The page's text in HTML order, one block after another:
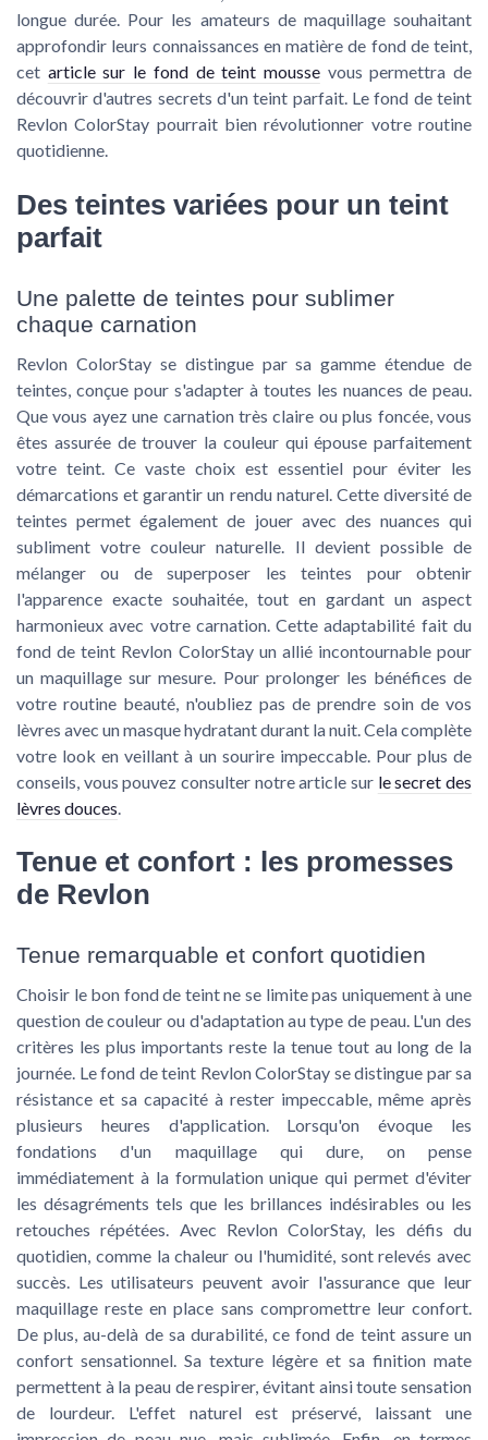
longue durée. Pour les amateurs de maquillage souhaitant
approfondir leurs connaissances en matière de fond de teint,
cet article sur le fond de teint moussevous permettra de
découvrir d'autres secrets d'un teint parfait. Le fond de teint
Revlon ColorStay pourrait bien révolutionner votre routine
quotidienne.
Des teintes variées pour un teint
parfait
Une palette de teintes pour sublimer
chaque carnation
Revlon ColorStay se distingue par sa gamme étendue de
teintes, conçue pour s'adapter à toutes les nuances de peau.
Que vous ayez une carnation très claire ou plus foncée, vous
êtes assurée de trouver la couleur qui épouse parfaitement
votre teint. Ce vaste choix est essentiel pour éviter les
démarcations et garantir un rendu naturel. Cette diversité de
teintes permet également de jouer avec des nuances qui
subliment votre couleur naturelle. Il devient possible de
mélanger ou de superposer les teintes pour obtenir
l'apparence exacte souhaitée, tout en gardant un aspect
harmonieux avec votre carnation. Cette adaptabilité fait du
fond de teint Revlon ColorStay un allié incontournable pour
un maquillage sur mesure. Pour prolonger les bénéfices de
votre routine beauté, n'oubliez pas de prendre soin de vos
lèvres avec un masque hydratant durant la nuit. Cela complète
votre look en veillant à un sourire impeccable. Pour plus de
conseils, vous pouvez consulter notre article sur le secret des
lèvres douces
Tenue et confort : les promesses
de Revlon
Tenue remarquable et confort quotidien
Choisir le bon fond de teint ne se limite pas uniquement à une
question de couleur ou d'adaptation au type de peau. L'un des
critères les plus importants reste la tenue tout au long de la
journée. Le fond de teint Revlon ColorStay se distingue par sa
résistance et sa capacité à rester impeccable, même après
plusieurs heures d'application. Lorsqu'on évoque les
fondations d'un maquillage qui dure, on pense
immédiatement à la formulation unique qui permet d'éviter
les désagréments tels que les brillances indésirables ou les
retouches répétées. Avec Revlon ColorStay, les défis du
quotidien, comme la chaleur ou l'humidité, sont relevés avec
succès. Les utilisateurs peuvent avoir l'assurance que leur
maquillage reste en place sans compromettre leur confort.
De plus, au-delà de sa durabilité, ce fond de teint assure un
confort sensationnel. Sa texture légère et sa finition mate
permettent à la peau de respirer, évitant ainsi toute sensation
de lourdeur. L'effet naturel est préservé, laissant une